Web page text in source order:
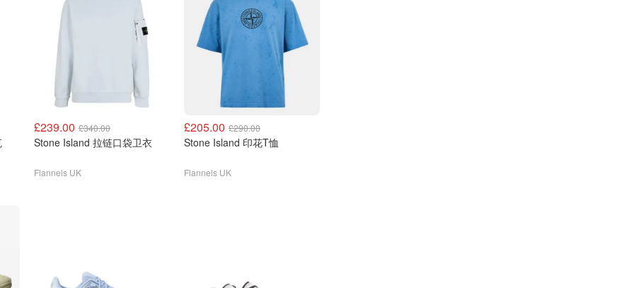
£239.00 £340.00
Stone Island 拉链口袋卫衣
Flannels UK
£205.00 £290.00
Stone Island 印花T恤
Flannels UK